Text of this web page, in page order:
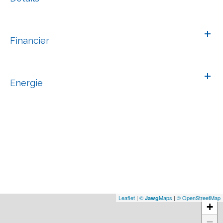
Financier
Energie
+
Leaflet | © JawgMaps | © OpenStreetMap